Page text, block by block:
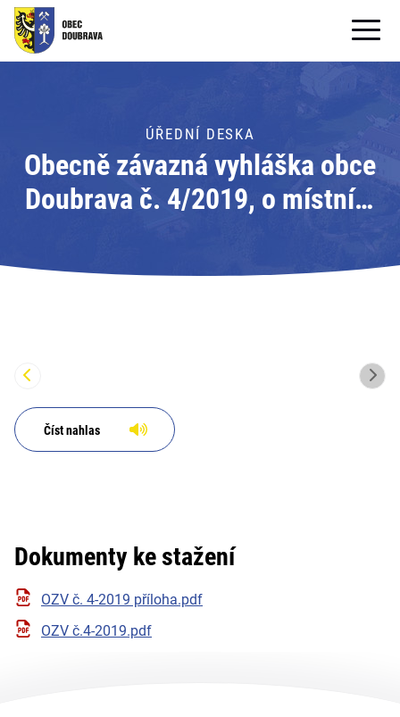
OBECNÍ ÚŘAD
PRO OBČANY
Formuláře ke stažení
PRO TURISTY
ÚŘEDNÍ DESKA
Obecně závazná vyhláška obce
Doubrava č. 4/2019, o místním
prostranství; Adresát: Obec
Číst nahlas
Dokumenty ke stažení
OZV č. 4-2019 příloha.pdf
OZV č.4-2019.pdf